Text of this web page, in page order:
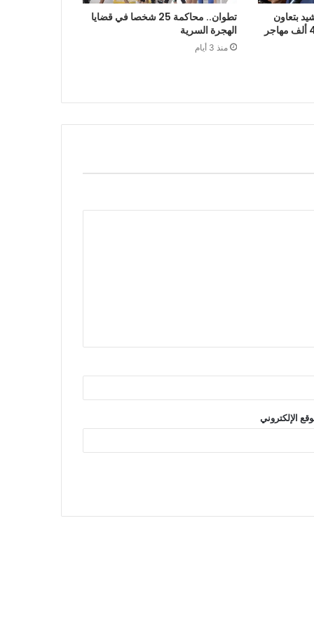
بتعاون
الرباط في إعادة قرابة 48 ألف مهاجر
تطوان.. محاكمة 25 شخصا في قضايا
الهجرة السرية
منذ 3 أيام
الإلكتروني